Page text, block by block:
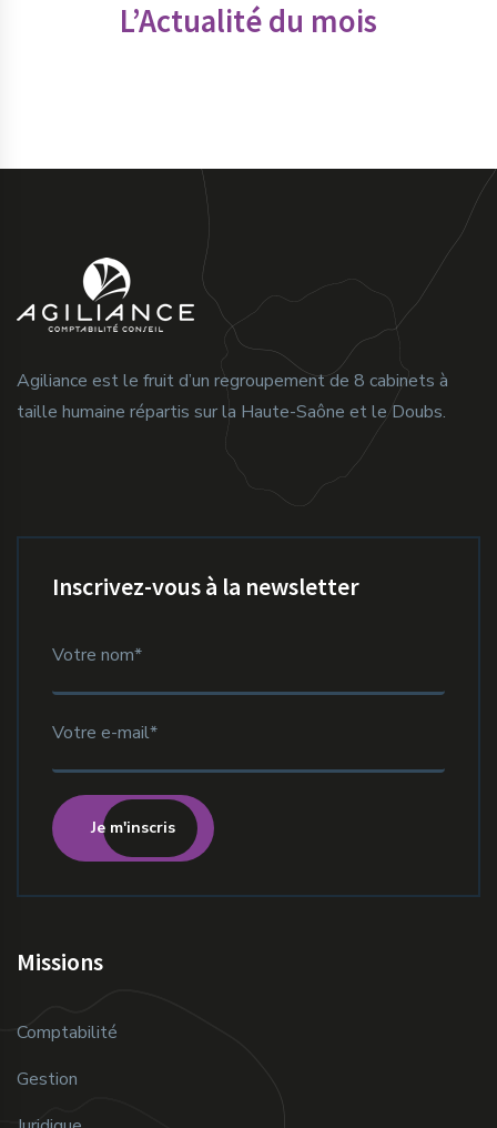
L’Actualité du mois
Agiliance est le fruit d’un regroupement de 8 cabinets à
taille humaine répartis sur la Haute-Saône et le Doubs.
Inscrivez-vous à la newsletter
Je m'inscris
Missions
Comptabilité
Gestion